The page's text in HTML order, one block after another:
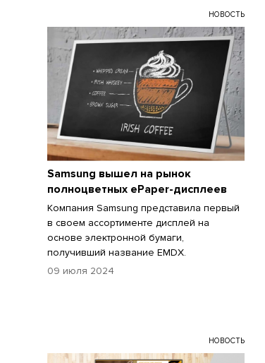
НОВОСТЬ
Samsung вышел на рынок
полноцветных ePaper-дисплеев
Компания Samsung представила первый
в своем ассортименте дисплей на
основе электронной бумаги,
получивший название EMDX.
09 июля 2024
НОВОСТЬ